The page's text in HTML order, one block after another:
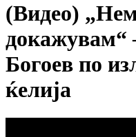
(Видео)
докажувам“
Богоев по
ќелија